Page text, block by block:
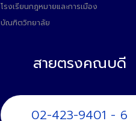
โรงเรียนกฎหมายและการเมือง
บัณฑิตวิทยาลัย
สายตรงคณบดี
02-423-9401 - 6